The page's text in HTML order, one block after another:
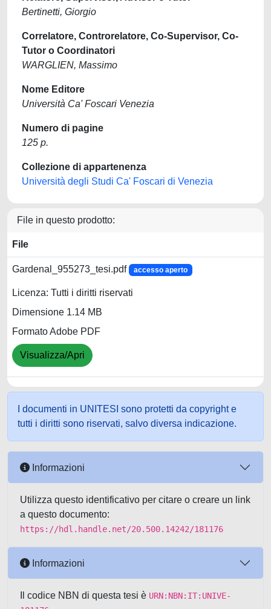
Bertinetti, Giorgio
Correlatore, Controrelatore, Co-Supervisor, Co-
Tutor o Coordinatori
WARGLIEN, Massimo
Nome Editore
Università Ca' Foscari Venezia
Numero di pagine
125 p.
Collezione di appartenenza
Università degli Studi Ca' Foscari di Venezia
File in questo prodotto:
File
Gardenal_955273_tesi.pdf accesso aperto
Licenza: Tutti i diritti riservati
Dimensione 1.14 MB
Formato Adobe PDF
Visualizza/Apri
I documenti in UNITESI sono protetti da copyright e
tutti i diritti sono riservati, salvo diversa indicazione.
Informazioni
Utilizza questo identificativo per citare o creare un link
a questo documento:
https://hdl.handle.net/20.500.14242/181176
Informazioni
Il codice NBN di questa tesi è URN:NBN:IT:UNIVE-